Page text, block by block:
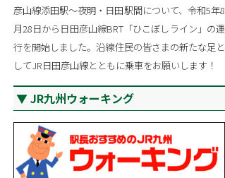
彦山線添田駅～夜明・日田駅間について、令和5年8
月28日から日田彦山線BRT「ひこぼしライン」の運
行を開始しました。沿線住民の皆さまの新たな足と
してJR日田彦山線とともに乗車をお願いします！
JR九州ウォーキング